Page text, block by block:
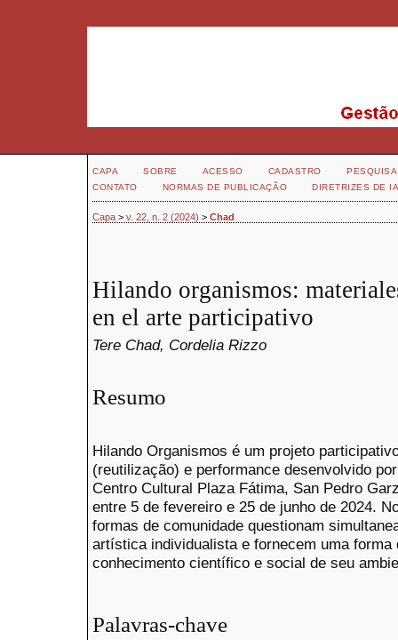
CAPA SOBRE ACESSO CADASTRO
PESQUISA
CONTATO
NORMAS DE PUBLICAÇÃO DIRETRIZES DE
Capa > v. 22, n. 2 (2024) > Chad
Hilando organismos:
en el arte participativo
Tere Chad, Cordelia Rizzo
Resumo
Hilando Organismos é um projeto
(reutilização) e performance desenvolvido
Centro Cultural Plaza Fátima, San Pedro
entre 5 de fevereiro e 25 de junho de 2024.
formas de comunidade questionam
artística individualista e fornecem uma
conhecimento científico e social de seu
Palavras-chave